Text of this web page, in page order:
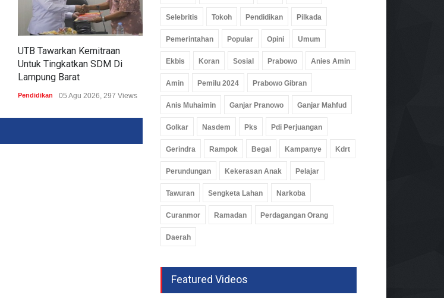
UTB Tawarkan Kemitraan
Untuk Tingkatkan SDM Di
Lampung Barat
Pendidikan 05 Agu 2026, 297 Views
Pringsewu Ditutup Sementara
Pendidikan 05 Agu 2026, 186 Views
Selebritis Tokoh Pendidikan Pilkada
Pemerintahan Popular Opini Umum
Ekbis Koran Sosial Prabowo Anies Amin
Amin Pemilu 2024 Prabowo Gibran
Anis Muhaimin Ganjar Pranowo Ganjar Mahfud
Golkar Nasdem Pks Pdi Perjuangan
Gerindra Rampok Begal Kampanye Kdrt
Perundungan Kekerasan Anak Pelajar
Tawuran Sengketa Lahan Narkoba
Curanmor Ramadan Perdagangan Orang
Daerah
Featured Videos